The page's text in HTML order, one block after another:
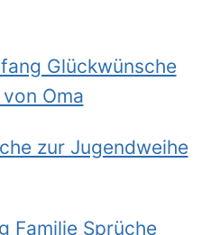
Glückwünsche
Oma
zur Jugendweihe
Familie Sprüche